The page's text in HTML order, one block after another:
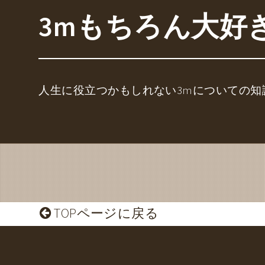
3mもちろん大好
人生に役立つかもしれない3mについての知
TOPページに戻る